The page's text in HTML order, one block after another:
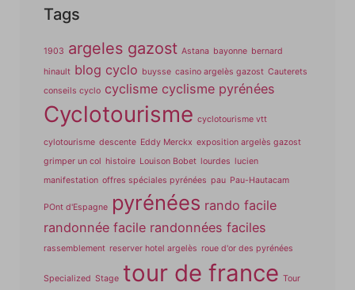
Tags
1903 argeles gazost Astana bayonne bernard
hinault blog cyclo buysse casino argelès gazost Cauterets
conseils cyclo cyclisme cyclisme pyrénées
Cyclotourisme cyclotourisme vtt
cylotourisme descente Eddy Merckx exposition argelès gazost
grimper un col histoire Louison Bobet lourdes lucien
manifestation offres spéciales pyrénées pau Pau-Hautacam
POnt d'Espagne pyrénées rando facile
randonnée facile randonnées faciles
rassemblement reserver hotel argelès roue d'or des pyrénées
Specialized Stage tour de france Tour